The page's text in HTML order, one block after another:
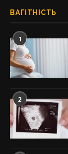
ВАГІТНІСТЬ
1
2